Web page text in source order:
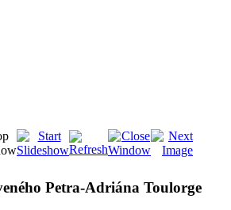
Petra-Adriána Toulorge